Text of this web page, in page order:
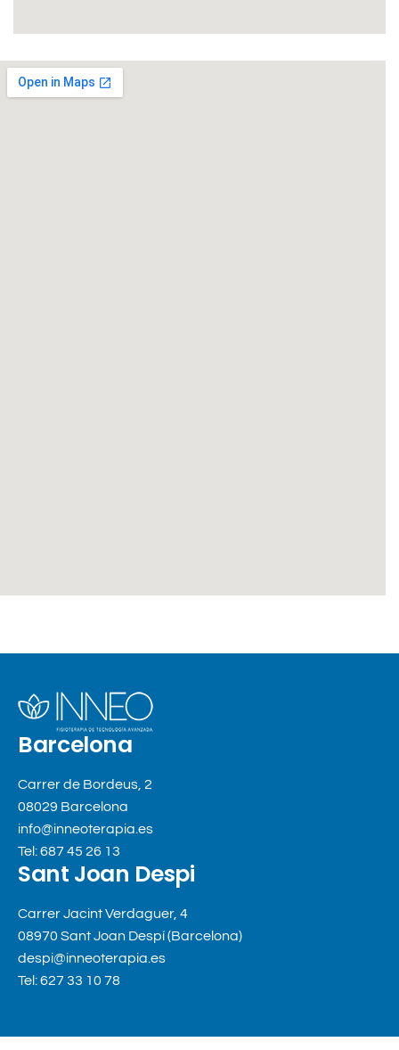
Barcelona
Carrer de Bordeus, 2
08029 Barcelona
info@inneoterapia.es
Tel: 687 45 26 13
Sant Joan Despi
Carrer Jacint Verdaguer, 4
08970 Sant Joan Despí (Barcelona)
despi@inneoterapia.es
Tel: 627 33 10 78